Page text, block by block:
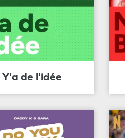
Y'a de l'idée